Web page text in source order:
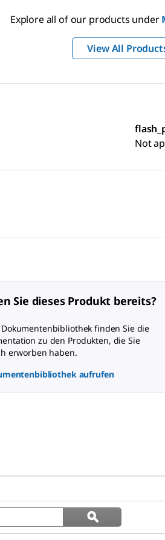
Explore all of our products under
View All
Not
Sie dieses Produkt bereits?
finden Sie die
zu den Produkten, die Sie
erworben haben.
aufrufen
Search
questions
and
ϙSearch